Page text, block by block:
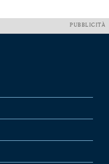
PUBBLICITÀ